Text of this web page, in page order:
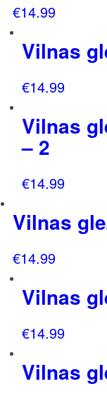
€14.99
Vilnas
€14.99
Vilnas
– 2
€14.99
Vilnas
€14.99
Vilnas
€14.99
Vilnas